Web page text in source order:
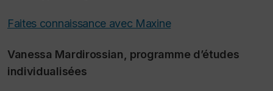
Faites connaissance avec Maxine
Vanessa Mardirossian, programme d’études
individualisées